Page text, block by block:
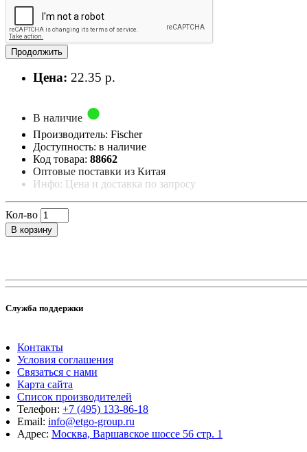
Продолжить
Цена: 22.35 р.
В наличие
Производитель: Fischer
Доступность: в наличие
Код товара: 88662
Оптовые поставки из Китая
Инфо: Цена и доставка по запросу
Кол-во
В корзину
Служба поддержки
Контакты
Условия соглашения
Связаться с нами
Карта сайта
Список производителей
Телефон: +7 (495) 133-86-18
Email: info@etgo-group.ru
Адрес: Москва, Варшавское шоссе 56 стр. 1